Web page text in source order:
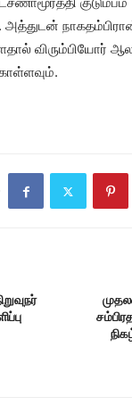
அத்துடன்
விரும்பியோர்